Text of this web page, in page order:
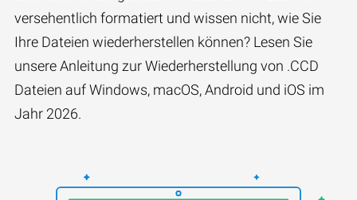
versehentlich formatiert und wissen nicht, wie Sie
Ihre Dateien wiederherstellen können? Lesen Sie
unsere Anleitung zur Wiederherstellung von .CCD
Dateien auf Windows, macOS, Android und iOS im
Jahr 2026.